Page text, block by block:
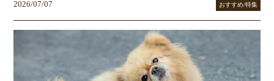
2026/07/07 おすすめ/特集